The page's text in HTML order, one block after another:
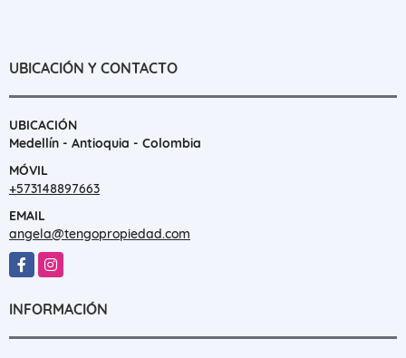
UBICACIÓN Y CONTACTO
UBICACIÓN
Medellín - Antioquia - Colombia
MÓVIL
+573148897663
EMAIL
angela@tengopropiedad.com
FacebookInstagram
INFORMACIÓN